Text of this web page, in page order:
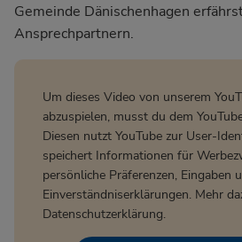
Gemeinde Dänischenhagen
Ansprechpartnern.
Um dieses Video von unserem
abzuspielen, musst du dem
Diesen nutzt YouTube zur User-
speichert Informationen für
persönliche Präferenzen, Eingaben
Einverständniserklärungen. Mehr
Datenschutzerklärung.